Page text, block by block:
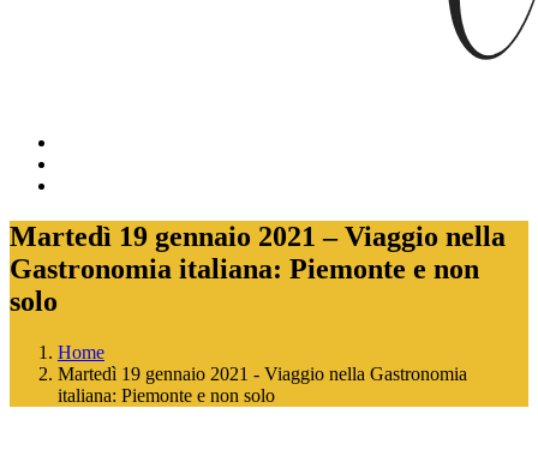
Martedì 19 gennaio 2021 – Viaggio nella
Gastronomia italiana: Piemonte e non
solo
Home
Martedì 19 gennaio 2021 - Viaggio nella Gastronomia
italiana: Piemonte e non solo